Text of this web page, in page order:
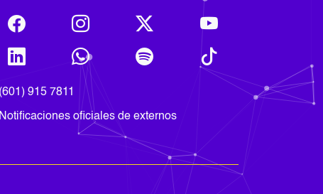
(601) 915 7811
Notificaciones oficiales de externos